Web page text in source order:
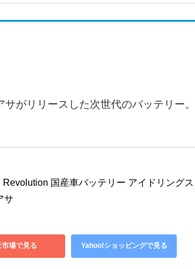
がリリースした次世代のバッテリー
国産車バッテリー アイドリング
サ
市場で見る Yahoo!ショッピングで見る